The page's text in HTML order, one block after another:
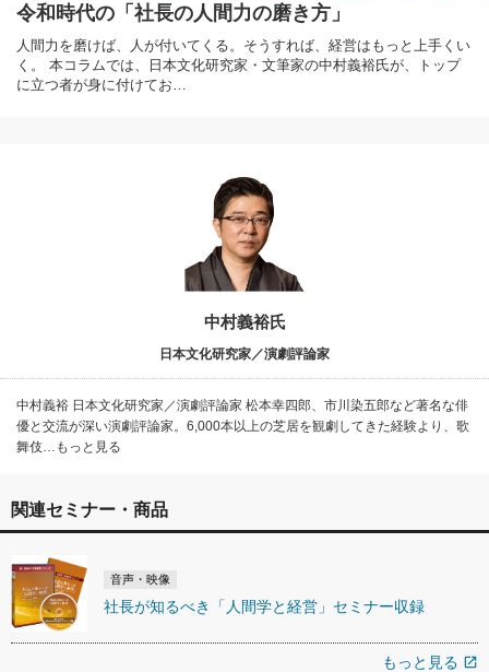
令和時代の「社長の人間力の磨き方」
人間力を磨けば、人が付いてくる。そうすれば、経営はもっと上手くい
く。 本コラムでは、日本文化研究家・文筆家の中村義裕氏が、トップ
に立つ者が身に付けてお…
中村義裕氏
日本文化研究家／演劇評論家
中村義裕 日本文化研究家／演劇評論家 松本幸四郎、市川染五郎など著名な俳
優と交流が深い演劇評論家。6,000本以上の芝居を観劇してきた経験より、歌
舞伎…もっと見る
関連セミナー・商品
音声・映像
社長が知るべき「人間学と経営」セミナー収録
もっと見る open_in_new